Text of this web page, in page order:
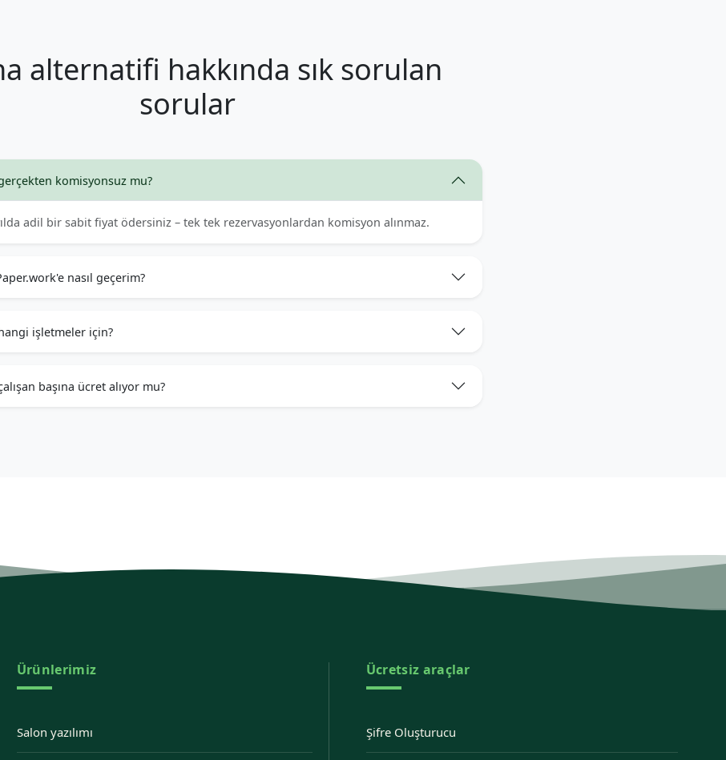
alternatifi hakkında sık sorulan
sorular
komisyonsuz mu?
adil bir sabit fiyat ödersiniz – tek tek rezervasyonlardan komisyon alınmaz.
nasıl geçerim?
işletmeler için?
başına ücret alıyor mu?
Ürünlerimiz
Salon yazılımı
Ücretsiz araçlar
Şifre Oluşturucu